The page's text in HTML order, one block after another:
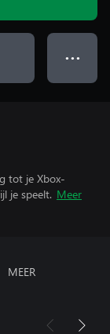
● ● ●
tot je Xbox-
je speelt. Meer
MEER